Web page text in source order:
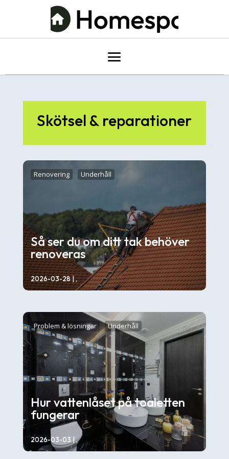
Skötsel & reparationer
Renovering Underhåll
Så ser du om ditt tak behöver
renoveras
2026-03-28| ,
regn, snö och blåst. Slitage och skador
uppstår ofta...
Problem & lösningar Underhåll
Hur vattenlåset på toaletten
fungerar
2026-03-03 | ,